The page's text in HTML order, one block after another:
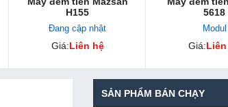
H155
Đang cập nhật
Giá:Liên hệ
5618
Modul
Giá:
SẢN PHẨM BÁN CHẠY